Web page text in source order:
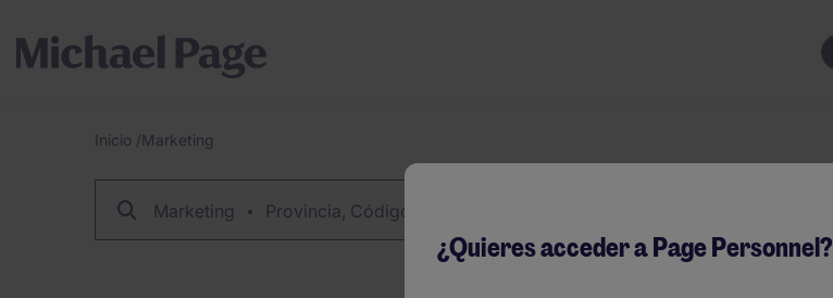
Breadcrumb
Inicio /Marketing
Marketing Provincia, Código Postal O Ciudad
¿Quieres acceder a Page Personnel?